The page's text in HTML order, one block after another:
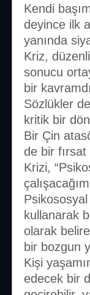
Kendi
deyince ilk
yanında
Kriz,
sonucu
bir
Sözlükler
kritik bir
Bir Çin
de bir fırsat
Krizi,
kullanarak
olarak
bir bozgun
Kişi
edecek bir